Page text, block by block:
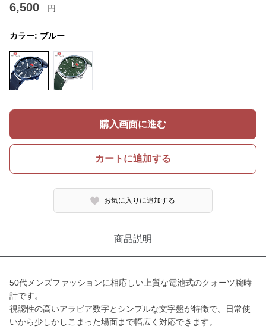
6,500 円
カラー: ブルー
購入画面に進む
カートに追加する
お気に入りに追加する
商品説明
50代メンズファッションに相応しい上質な電池式のクォーツ腕時
計です。
視認性の高いアラビア数字とシンプルな文字盤が特徴で、日常使
いから少しかしこまった場面まで幅広く対応できます。